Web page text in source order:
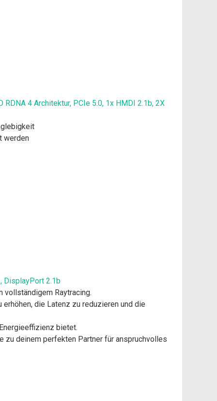
RDNA 4 Architektur, PCIe 5.0, 1x HMDI 2.1b, 2X
werden
DisplayPort 2.1b
vollständigem Raytracing.
die Latenz zu reduzieren und die
bietet.
zu deinem perfekten Partner für anspruchvolles